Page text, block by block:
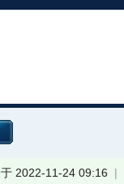
2022-11-24 09:16 |